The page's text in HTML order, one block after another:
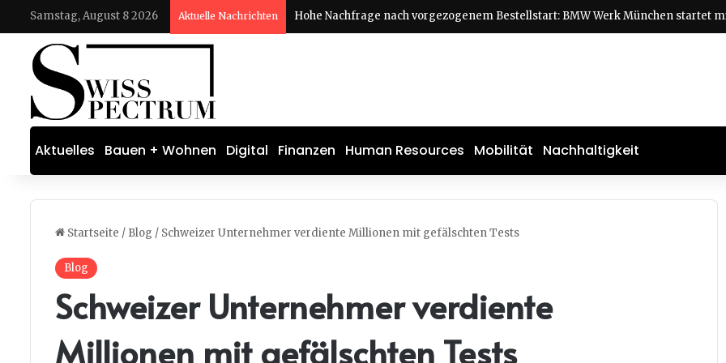
Samstag, August 8 2026 Aktuelle Nachrichten
Aktuelles Bauen + Wohnen Digital Finanzen Human Resources Mobilität Nachhaltigkeit
Startseite / Blog / Schweizer Unternehmer verdiente Millionen mit gefälschten Tests
Blog
Schweizer Unternehmer verdiente
Millionen mit gefälschten Tests